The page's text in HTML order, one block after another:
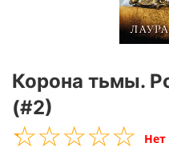
Корона тьмы.
(#2)
☆☆☆☆☆
★★★★★